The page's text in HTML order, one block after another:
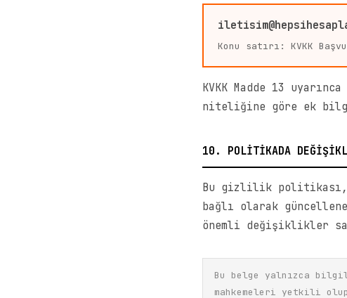
Konu satırı: KVKK
KVKK Madde 13
niteliğine göre ek
10. POLİTİKADA
Bu gizlilik politikası,
bağlı olarak
önemli değişiklikler
Bu belge yalnızca
mahkemeleri yetkili